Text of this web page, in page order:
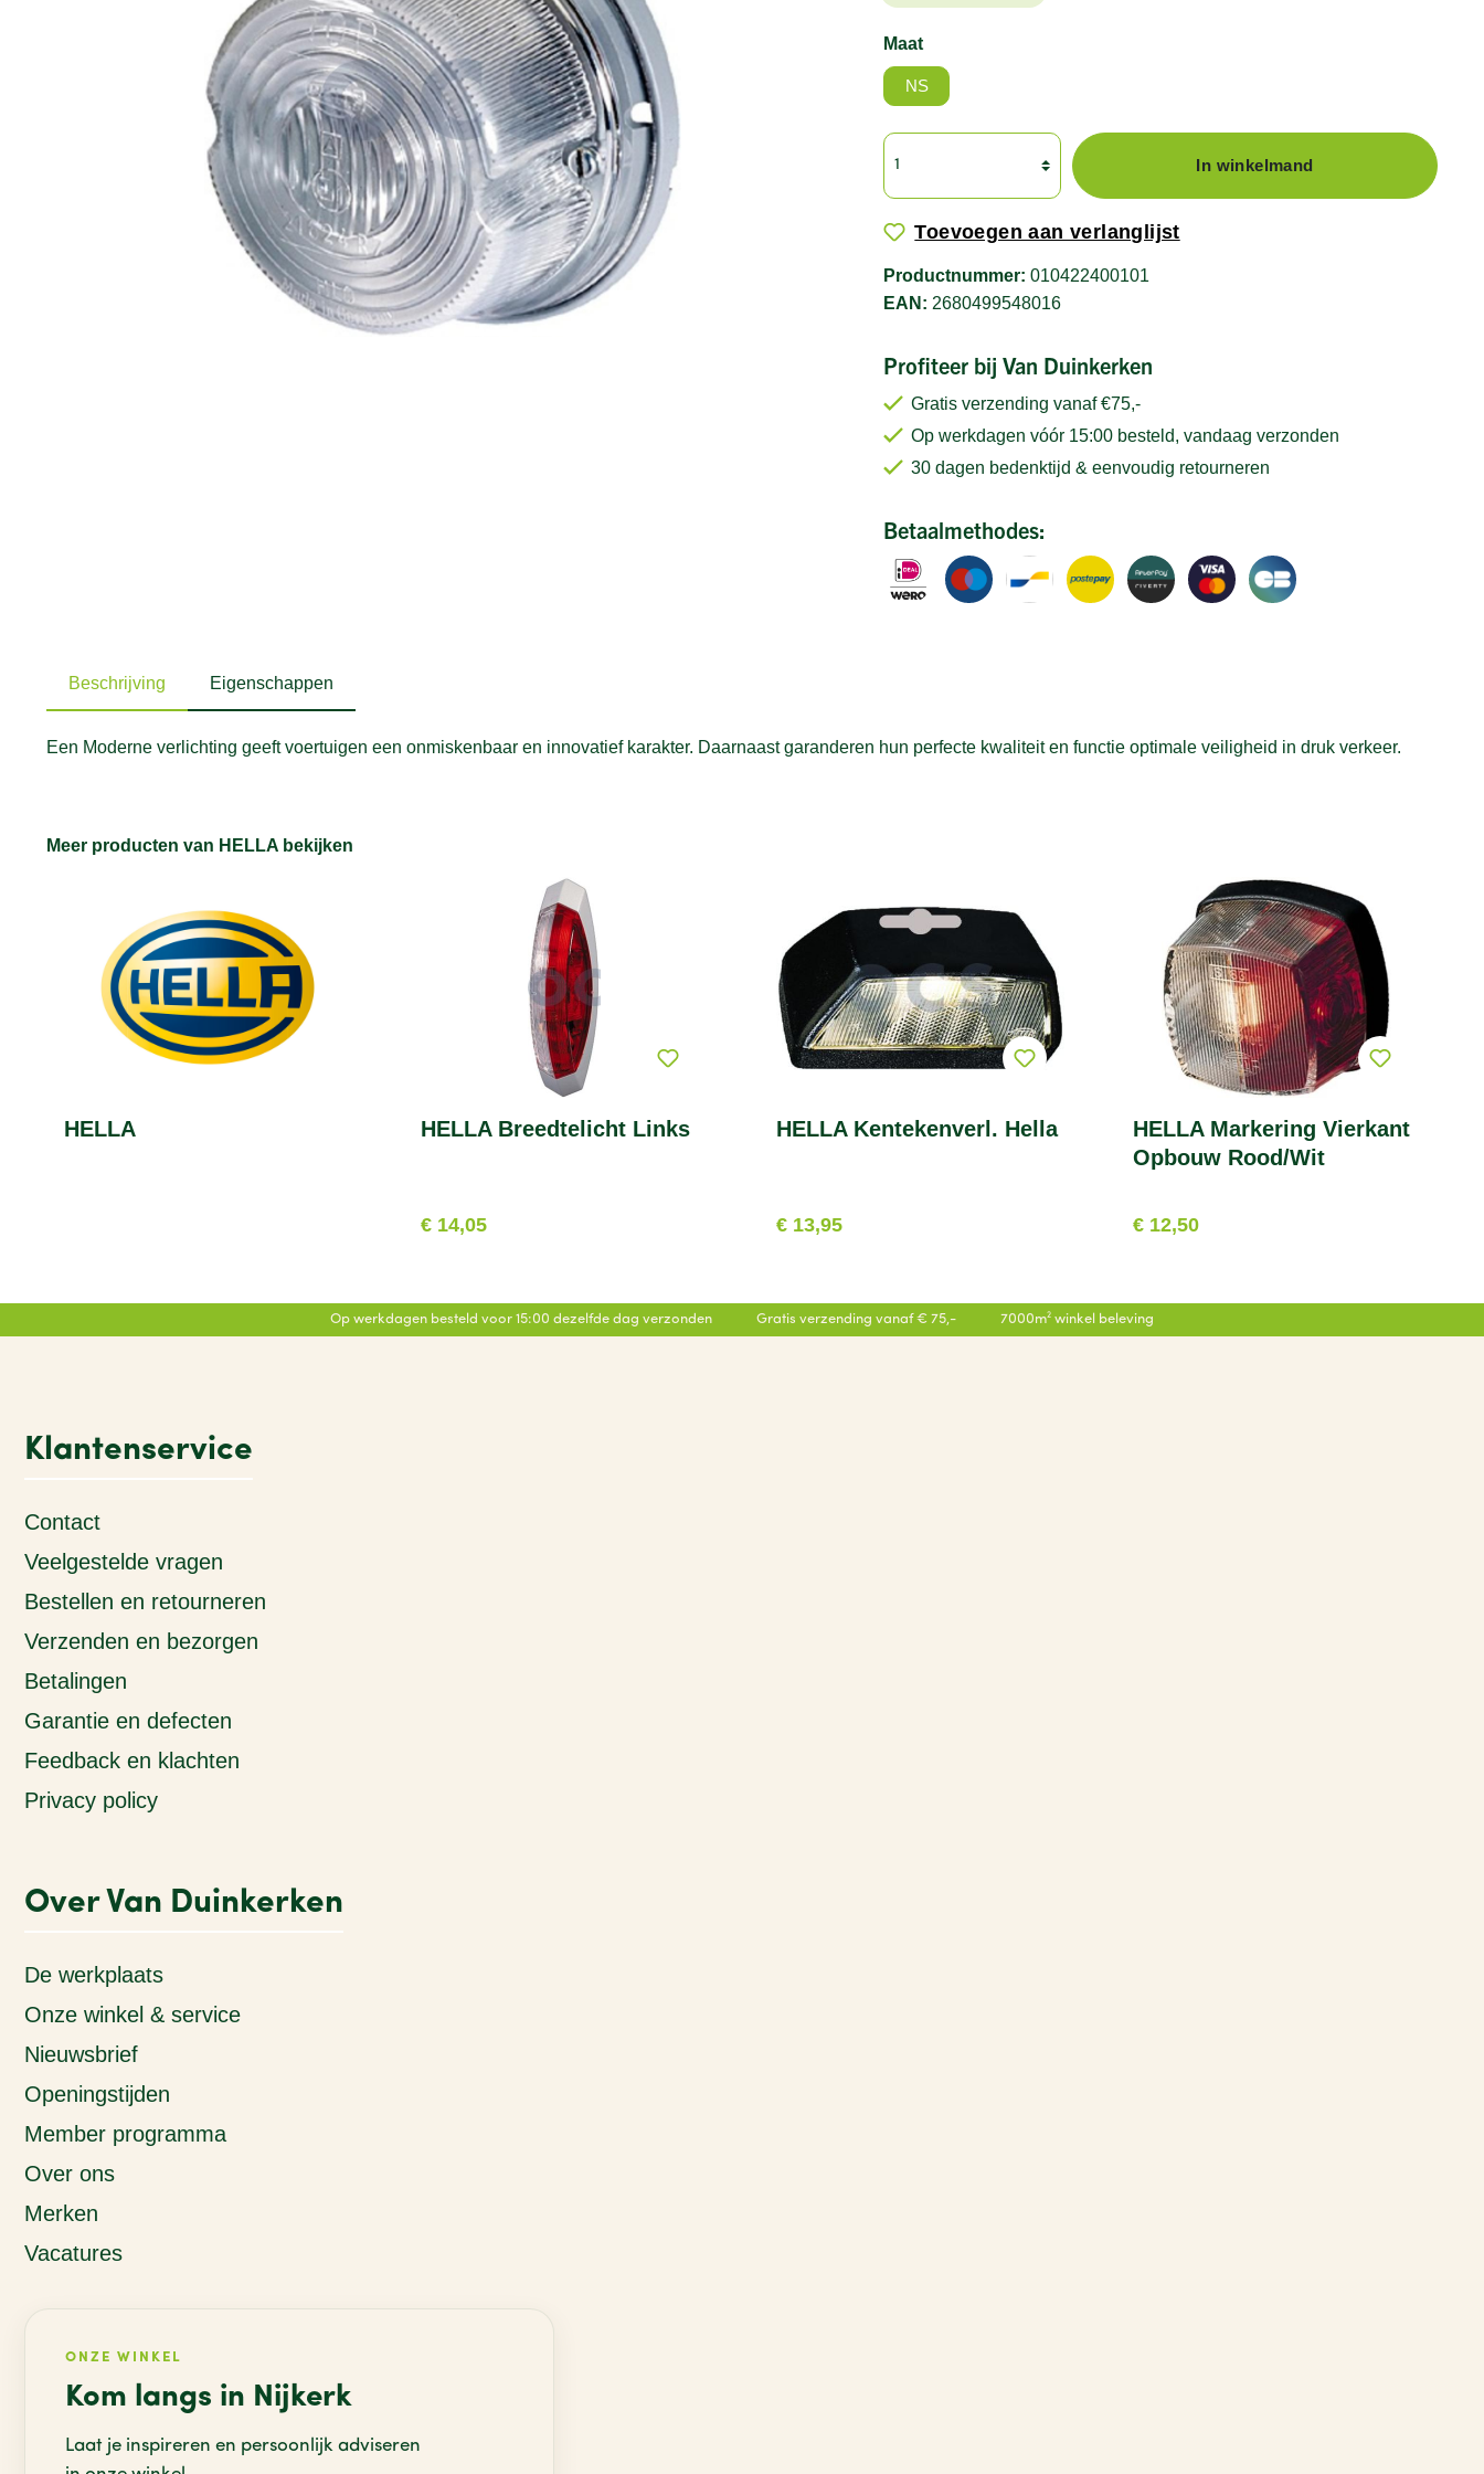
Maat
NS
In winkelmand
Toevoegen aan verlanglijst
Productnummer:010422400101
EAN: 2680499548016
Profiteer bij Van Duinkerken
Gratis verzending vanaf €75,-
Op werkdagen vóór 15:00 besteld, vandaag verzonden
30 dagen bedenktijd & eenvoudig retourneren
Betaalmethodes:
Beschrijving Eigenschappen
Een Moderne verlichting geeft voertuigen een onmiskenbaar en innovatief karakter. Daarnaast garanderen hun perfecte kwaliteit en functie optimale veiligheid in druk verkeer.
Meer producten van HELLA bekijken
HELLA HELLA Breedtelicht Links
€ 14,05
HELLA Kentekenverl. Hella
€ 13,95
HELLA Markering Vierkant
Opbouw Rood/Wit
€ 12,50
Op werkdagen besteld voor 15:00 dezelfde dag verzonden Gratis verzending vanaf € 75,- 7000m² winkel beleving
Klantenservice
Contact
Veelgestelde vragen
Bestellen en retourneren
Verzenden en bezorgen
Betalingen
Garantie en defecten
Feedback en klachten
Privacy policy
Over Van Duinkerken
De werkplaats
Onze winkel & service
Nieuwsbrief
Openingstijden
Member programma
Over ons
Merken
Vacatures
ONZE WINKEL
Kom langs in Nijkerk
Laat je inspireren en persoonlijk adviseren